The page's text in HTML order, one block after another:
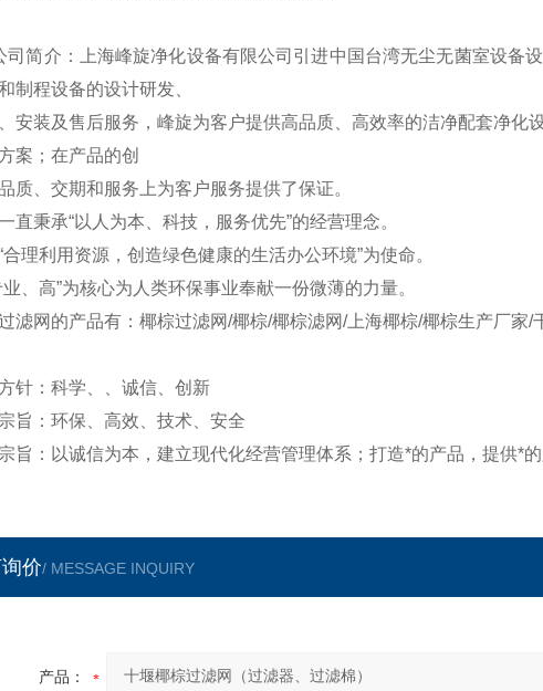
司简介：上海峰旋净化设备有限公司引进中国台湾无尘无菌室设备
制程设备的设计研发、
安装及售后服务，峰旋为客户提供高品质、高效率的洁净配套净化
案；在产品的创
质、交期和服务上为客户服务提供了保证。
直秉承“以人为本、科技，服务优先”的经营理念。
合理利用资源，创造绿色健康的生活办公环境”为使命。
业、高”为核心为人类环保事业奉献一份微薄的力量。
滤网的产品有：椰棕过滤网/椰棕/椰棕滤网/上海椰棕/椰棕生产厂家/
针：科学、、诚信、创新
旨：环保、高效、技术、安全
旨：以诚信为本，建立现代化经营管理体系；打造*的产品，提供*的
价/ MESSAGE INQUIRY
产品：